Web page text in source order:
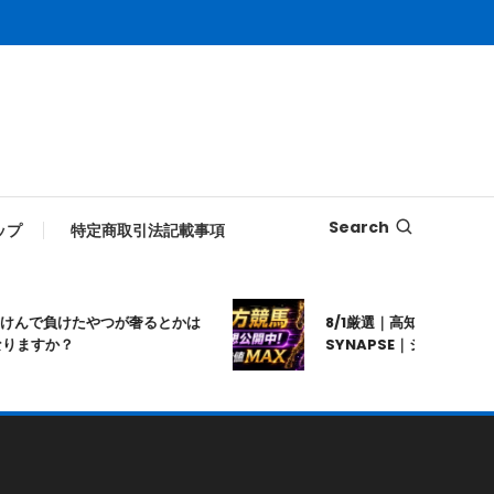
プ 特定商取引法記載事項 Search
けたやつが奢るとかは
？
8/1厳選｜高知10R｜20:20発走｜
SYNAPSE｜シナプス｜地方競馬